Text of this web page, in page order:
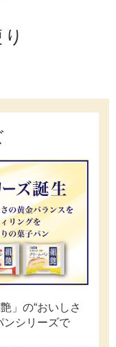
」の“おいしさ
ンシリーズで